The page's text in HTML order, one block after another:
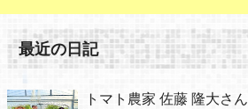
最近の日記
トマト農家 佐藤 隆大さん